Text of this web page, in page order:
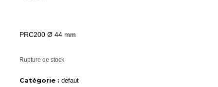
PRC200 Ø 44 mm
Rupture de stock
Catégorie : defaut